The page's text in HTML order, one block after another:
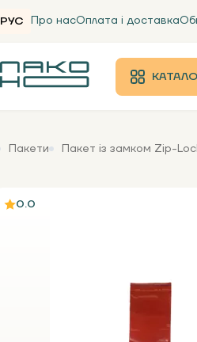
РУС Про насОплата і доставка
Пакети Пакет із замком Zip-
0.0